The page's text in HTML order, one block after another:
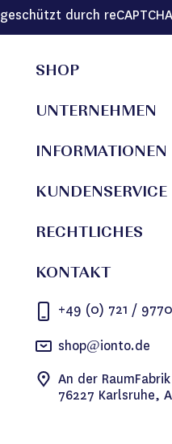
geschützt durch reCAPTCHA
SHOP
UNTERNEHMEN
INFORMATIONEN
KUNDENSERVICE
RECHTLICHES
KONTAKT
+49 (0) 721 /
shop@ionto.de
An der
76227 Karlsruhe,